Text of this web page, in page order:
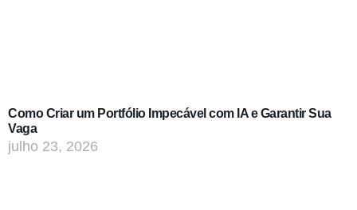
Como Criar um Portfólio Impecável com IA e Garantir Sua
Vaga
julho 23, 2026